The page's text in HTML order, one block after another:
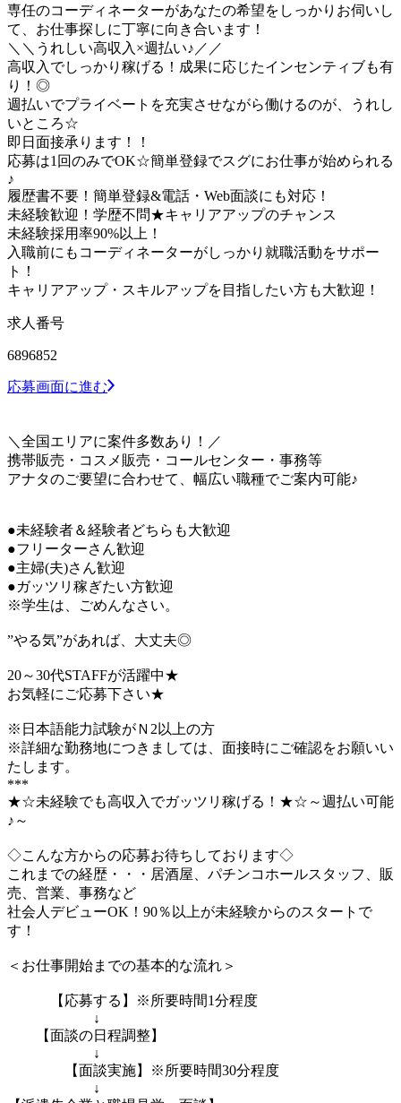
専任のコーディネーターがあなたの希望をしっかりお伺いし
て、お仕事探しに丁寧に向き合います！
＼＼うれしい高収入×週払い♪／／
高収入でしっかり稼げる！成果に応じたインセンティブも有
り！◎
週払いでプライベートを充実させながら働けるのが、うれし
いところ☆
即日面接承ります！！
応募は1回のみでOK☆簡単登録でスグにお仕事が始められる
♪
履歴書不要！簡単登録&電話・Web面談にも対応！
未経験歓迎！学歴不問★キャリアアップのチャンス
未経験採用率90%以上！
入職前にもコーディネーターがしっかり就職活動をサポー
ト！
キャリアアップ・スキルアップを目指したい方も大歓迎！
求人番号
6896852
応募画面に進む
＼全国エリアに案件多数あり！／
携帯販売・コスメ販売・コールセンター・事務等
アナタのご要望に合わせて、幅広い職種でご案内可能♪
●未経験者＆経験者どちらも大歓迎
●フリーターさん歓迎
●主婦(夫)さん歓迎
●ガッツリ稼ぎたい方歓迎
※学生は、ごめんなさい。
”やる気”があれば、大丈夫◎
20～30代STAFFが活躍中★
お気軽にご応募下さい★
※日本語能力試験がＮ2以上の方
※詳細な勤務地につきましては、面接時にご確認をお願いい
たします。
***
★☆未経験でも高収入でガッツリ稼げる！★☆～週払い可能
♪～
◇こんな方からの応募お待ちしております◇
これまでの経歴・・・居酒屋、パチンコホールスタッフ、販
売、営業、事務など
社会人デビューOK！90％以上が未経験からのスタートで
す！
＜お仕事開始までの基本的な流れ＞
【応募する】※所要時間1分程度
↓
【面談の日程調整】
↓
【面談実施】※所要時間30分程度
↓